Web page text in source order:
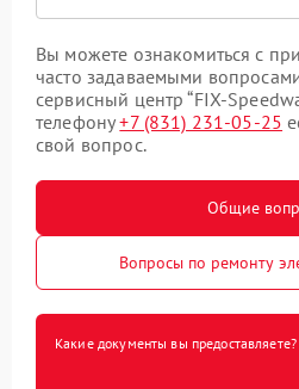
Вы можете ознакомиться с
часто задаваемыми
сервисный центр “FIX-
телефону+7 (831) 231-05-25
свой вопрос.
Общие
Вопросы по ремонту
Какие документы вы предоставляете?